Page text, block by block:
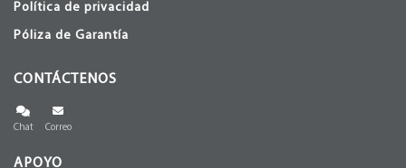
Política de privacidad
Póliza de Garantía
CONTÁCTENOS
Chat Correo
APOYO